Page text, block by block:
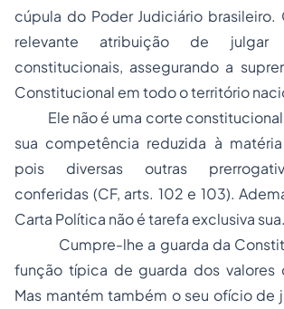
cúpula do Poder Judiciário
relevante atribuição de julgar
constitucionais, assegurando a
Constitucional em todo o território
Ele não é uma corte constitucional,
sua competência reduzida à
pois diversas outras
conferidas (CF, arts. 102 e 103).
Carta Política não é tarefa exclusiva sua.
Cumpre-lhe a guarda da
função típica de guarda dos valores
Mas mantém também o seu ofício de